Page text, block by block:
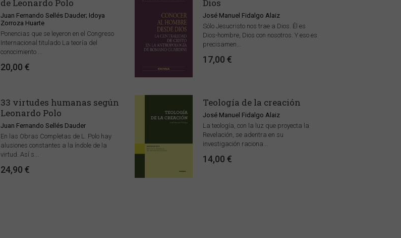
de Leonardo Polo
Juan Fernando Sellés Dauder; Idoya
Zorroza Huarte
Ponencias que se leyeron en el Congreso
Internacional titulado La teoría del
conocimiento ...
20,00 €
Dios
José Manuel Fidalgo Alaiz
Sólo Jesucristo nos trae a Dios. Él es
Dios-hombre, Dios con nosotros. Y eso es
precisamen...
17,00 €
33 virtudes humanas según
Leonardo Polo
Juan Fernando Sellés Dauder
En las Obras Completas de L. Polo hay
alusiones constantes a la índole de la
virtud. Así s...
24,90 €
Teología de la creación
José Manuel Fidalgo Alaiz
La teología, con la luz que proyecta la
Revelación, se adentra en su
investigación raciona...
14,00 €